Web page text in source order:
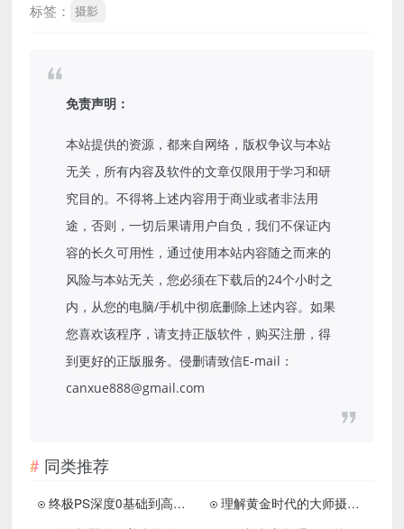
标签： 摄影
免责声明：
本站提供的资源，都来自网络，版权争议与本站
无关，所有内容及软件的文章仅限用于学习和研
究目的。不得将上述内容用于商业或者非法用
途，否则，一切后果请用户自负，我们不保证内
容的长久可用性，通过使用本站内容随之而来的
风险与本站无关，您必须在下载后的24个小时之
内，从您的电脑/手机中彻底删除上述内容。如果
您喜欢该程序，请支持正版软件，购买注册，得
到更好的正版服务。侵删请致信E-mail：
canxue888@gmail.com
同类推荐
终极PS深度0基础到高阶爆款课程
理解黄金时代的大师摄影50讲